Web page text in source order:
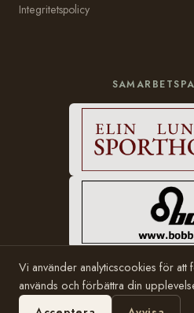
Integritetspolicy
© 2006–2026 Häststam.se · Grundad
Hosting:Bobbe Consulting
Vi använder analyticscookies för att
används och förbättra din